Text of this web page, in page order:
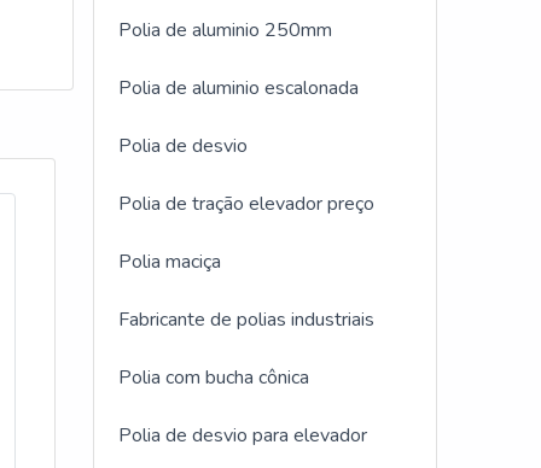
ou
Polia de aluminio 250mm
Polia de aluminio escalonada
Polia de desvio
Polia de tração elevador preço
Polia maciça
Fabricante de polias industriais
Polia com bucha cônica
Polia de desvio para elevador